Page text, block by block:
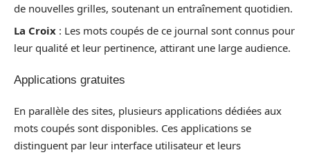
de nouvelles grilles, soutenant un entraînement quotidien.
La Croix : Les mots coupés de ce journal sont connus pour
leur qualité et leur pertinence, attirant une large audience.
Applications gratuites
En parallèle des sites, plusieurs applications dédiées aux
mots coupés sont disponibles. Ces applications se
distinguent par leur interface utilisateur et leurs